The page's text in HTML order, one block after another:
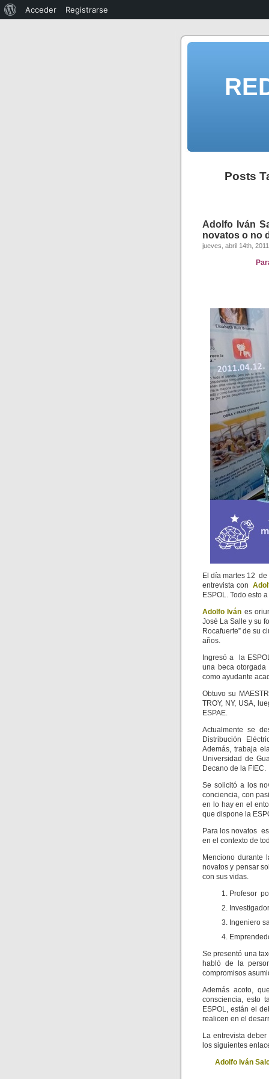
Posts
Adolfo Iván
novatos o no
jueves, abril 14th, 2011
El día martes 12
entrevista con
ESPOL. Todo esto
Adolfo Iván es
José La Salle y su
Rocafuerte” de su
años.
Ingresó a la
una beca
como ayudante
Obtuvo su
TROY, NY, USA,
ESPAE.
Actualmente se
Distribución
Además, trabaja
Universidad de
Decano de la FIEC.
Se solicitó a los
conciencia, con
en lo hay en el
que dispone la
Para los novatos
en el contexto de
Menciono durante
novatos y pensar
con sus vidas.
Profesor
Ingeniero
Se presentó una
habló de la
compromisos
Además acoto,
consciencia, esto
ESPOL, están el
realicen en el
La entrevista
los siguientes
Adolfo Iván
Acceder Registrarse